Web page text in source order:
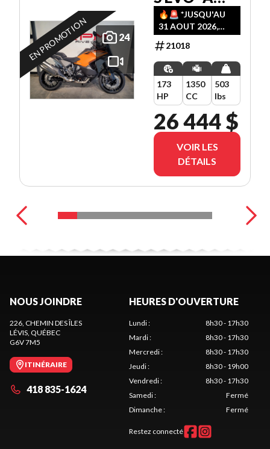
24
EN PROMOTION
PARTIR DE
3.99%
🔥🚨️ *JUSQU'AU
31 AOUT 2026,
PROFITEZ D' UN
PLAN DE
FINANCEMENT AU
CHOIX
(3.99%-36M /
4.99%-48M /
5.99%-60M)!! 🚨️🔥
21018
173
HP
1350
CC
503
lbs
26 444 $
VOIR LES
DÉTAILS
NOUS JOINDRE
226, CHEMIN DES ÎLES
LÉVIS , QUÉBEC
G6V 7M5
ITINÉRAIRE
418 835-1624
HEURES D'OUVERTURE
Lundi:
8h30 - 17h30
Mardi:
8h30 - 17h30
Mercredi:
8h30 - 17h30
Jeudi:
8h30 - 19h00
Vendredi:
8h30 - 17h30
Samedi:
Fermé
Dimanche: Fermé
Restez connecté